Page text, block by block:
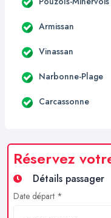
Armissan
Vinassan
Narbonne-Plage
Carcassonne
Réservez
Détails passager
Date départ *